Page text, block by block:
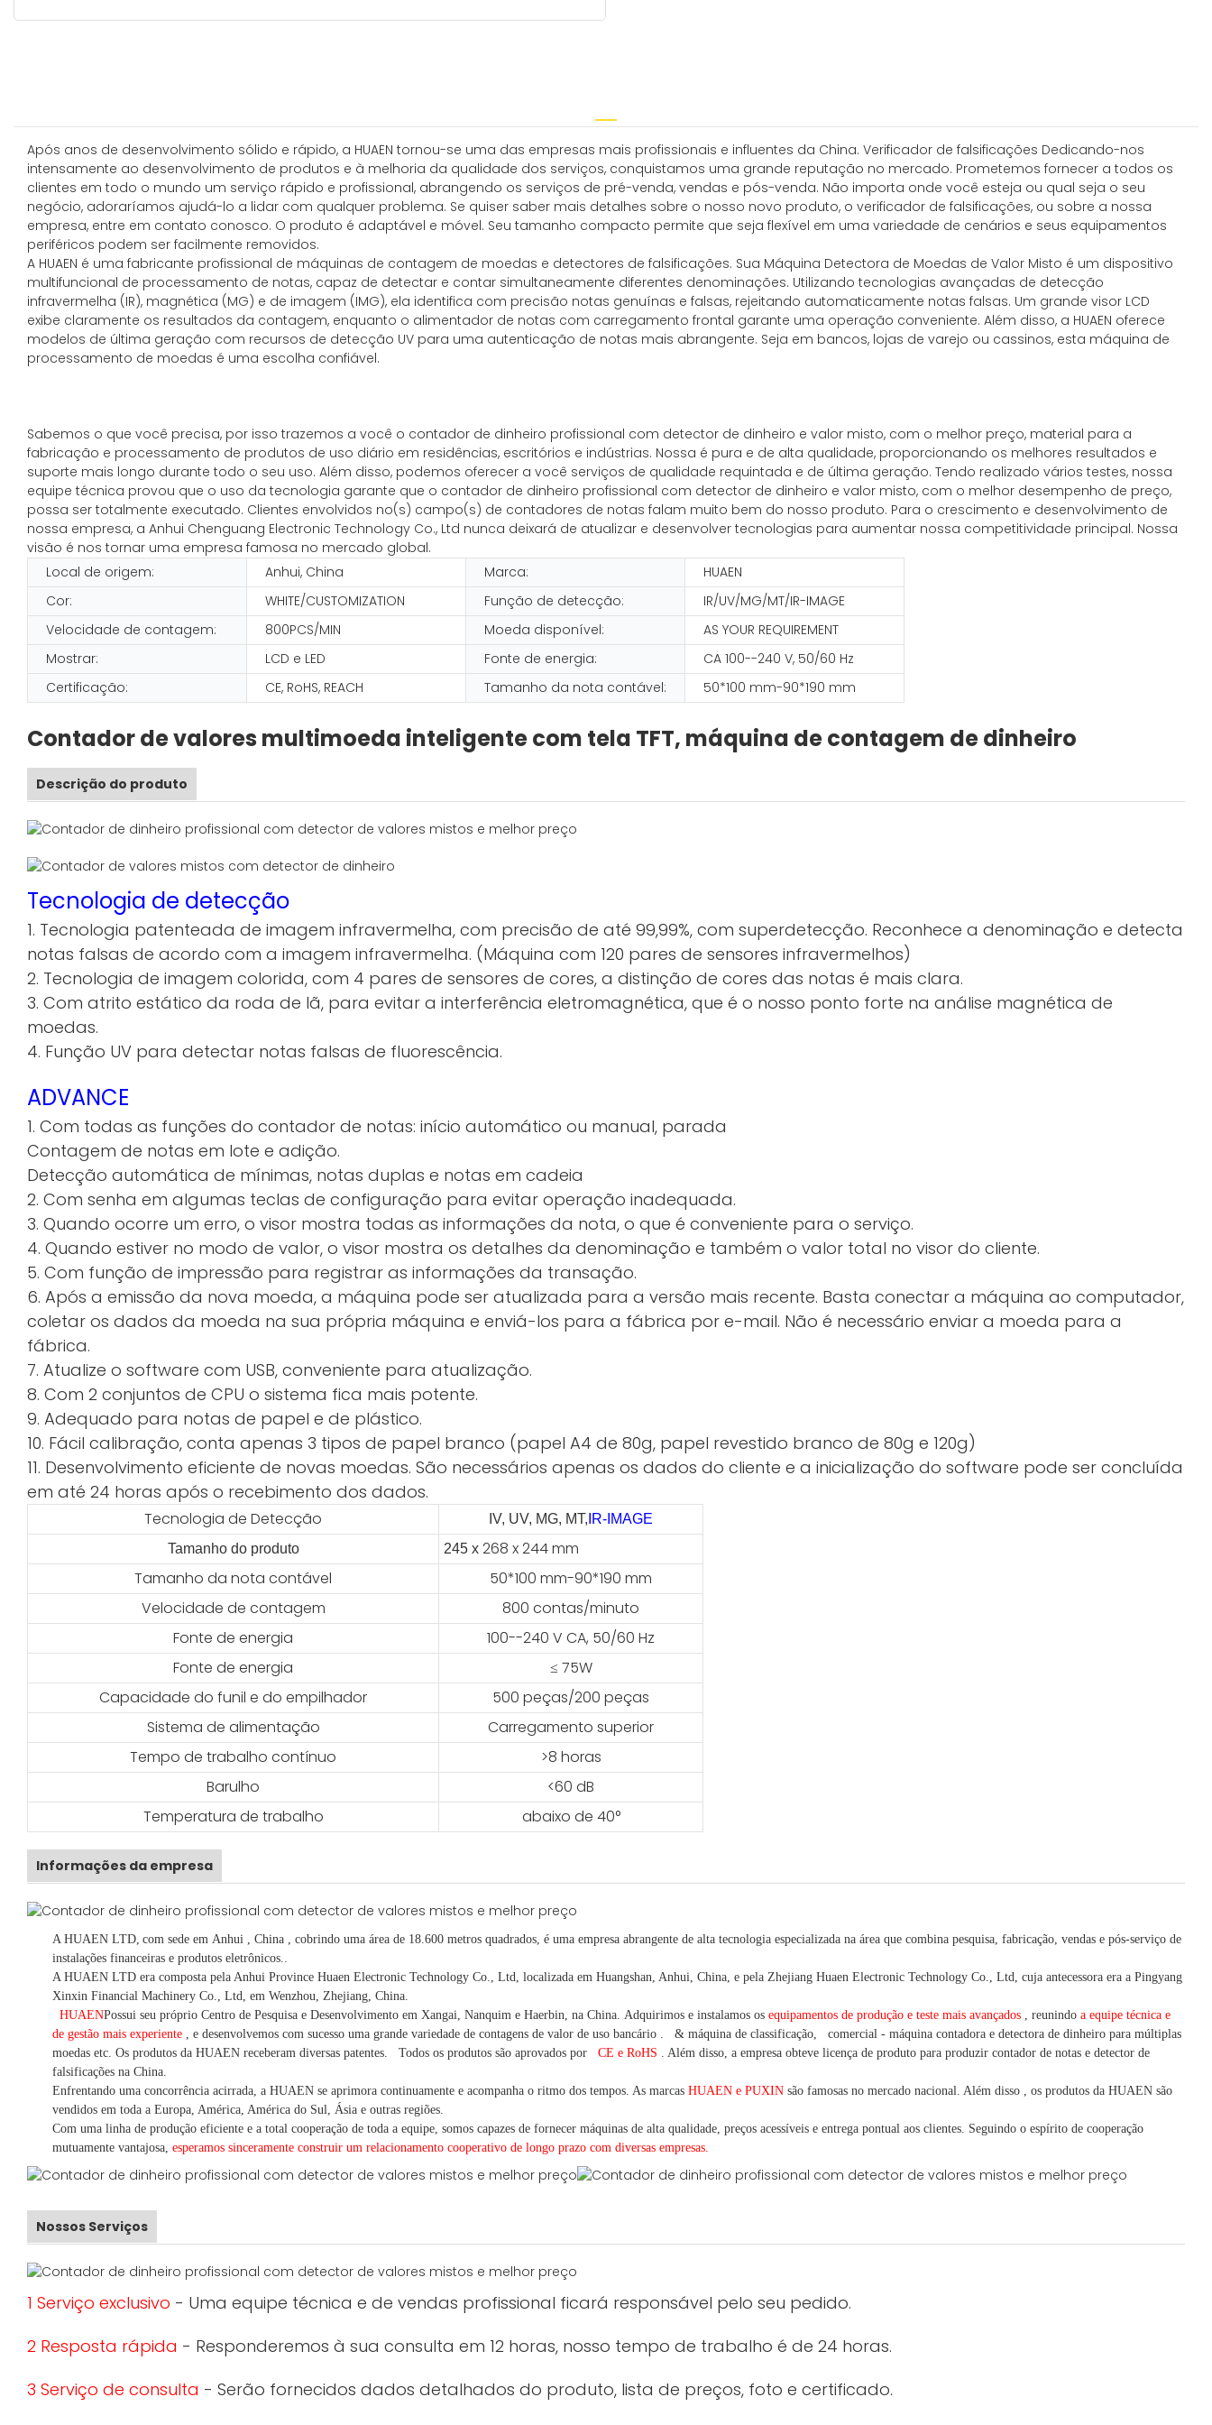
Após anos de desenvolvimento sólido e rápido, a HUAEN tornou-se uma das empresas mais profissionais e influentes da China. Verificador de falsificações Dedicando-nos
intensamente ao desenvolvimento de produtos e à melhoria da qualidade dos serviços, conquistamos uma grande reputação no mercado. Prometemos fornecer a todos os
clientes em todo o mundo um serviço rápido e profissional, abrangendo os serviços de pré-venda, vendas e pós-venda. Não importa onde você esteja ou qual seja o seu
negócio, adoraríamos ajudá-lo a lidar com qualquer problema. Se quiser saber mais detalhes sobre o nosso novo produto, o verificador de falsificações, ou sobre a nossa
empresa, entre em contato conosco. O produto é adaptável e móvel. Seu tamanho compacto permite que seja flexível em uma variedade de cenários e seus equipamentos
periféricos podem ser facilmente removidos.
A HUAEN é uma fabricante profissional de máquinas de contagem de moedas e detectores de falsificações. Sua Máquina Detectora de Moedas de Valor Misto é um dispositivo
multifuncional de processamento de notas, capaz de detectar e contar simultaneamente diferentes denominações. Utilizando tecnologias avançadas de detecção
infravermelha (IR), magnética (MG) e de imagem (IMG), ela identifica com precisão notas genuínas e falsas, rejeitando automaticamente notas falsas. Um grande visor LCD
exibe claramente os resultados da contagem, enquanto o alimentador de notas com carregamento frontal garante uma operação conveniente. Além disso, a HUAEN oferece
modelos de última geração com recursos de detecção UV para uma autenticação de notas mais abrangente. Seja em bancos, lojas de varejo ou cassinos, esta máquina de
processamento de moedas é uma escolha confiável.
Sabemos o que você precisa, por isso trazemos a você o contador de dinheiro profissional com detector de dinheiro e valor misto, com o melhor preço, material para a
fabricação e processamento de produtos de uso diário em residências, escritórios e indústrias. Nossa é pura e de alta qualidade, proporcionando os melhores resultados e
suporte mais longo durante todo o seu uso. Além disso, podemos oferecer a você serviços de qualidade requintada e de última geração. Tendo realizado vários testes, nossa
equipe técnica provou que o uso da tecnologia garante que o contador de dinheiro profissional com detector de dinheiro e valor misto, com o melhor desempenho de preço,
possa ser totalmente executado. Clientes envolvidos no(s) campo(s) de contadores de notas falam muito bem do nosso produto. Para o crescimento e desenvolvimento de
nossa empresa, a Anhui Chenguang Electronic Technology Co., Ltd nunca deixará de atualizar e desenvolver tecnologias para aumentar nossa competitividade principal. Nossa
visão é nos tornar uma empresa famosa no mercado global.
Local de origem:
Anhui, China Marca:
HUAEN
Cor:
WHITE/CUSTOMIZATION Função de detecção:
IR/UV/MG/MT/IR-IMAGE
Velocidade de contagem:
800PCS/MIN Moeda disponível:
AS YOUR REQUIREMENT
Mostrar:
LCD e LED Fonte de energia:
CA 100--240 V, 50/60 Hz
Certificação:
CE, RoHS, REACH Tamanho da nota contável: 50*100 mm-90*190 mm
Contador de valores multimoeda inteligente com tela TFT, máquina de contagem de dinheiro
Descrição do produto
Tecnologia de detecção
1. Tecnologia patenteada de imagem infravermelha, com precisão de até 99,99%, com superdetecção. Reconhece a denominação e detecta
notas falsas de acordo com a imagem infravermelha. (Máquina com 120 pares de sensores infravermelhos)
2. Tecnologia de imagem colorida, com 4 pares de sensores de cores, a distinção de cores das notas é mais clara.
3. Com atrito estático da roda de lã, para evitar a interferência eletromagnética, que é o nosso ponto forte na análise magnética de
moedas.
4. Função UV para detectar notas falsas de fluorescência.
ADVANCE
1. Com todas as funções do contador de notas: início automático ou manual, parada
Contagem de notas em lote e adição.
Detecção automática de mínimas, notas duplas e notas em cadeia
2. Com senha em algumas teclas de configuração para evitar operação inadequada.
3. Quando ocorre um erro, o visor mostra todas as informações da nota, o que é conveniente para o serviço.
4. Quando estiver no modo de valor, o visor mostra os detalhes da denominação e também o valor total no visor do cliente.
5. Com função de impressão para registrar as informações da transação.
6. Após a emissão da nova moeda, a máquina pode ser atualizada para a versão mais recente. Basta conectar a máquina ao computador,
coletar os dados da moeda na sua própria máquina e enviá-los para a fábrica por e-mail. Não é necessário enviar a moeda para a
fábrica.
7. Atualize o software com USB, conveniente para atualização.
8. Com 2 conjuntos de CPU o sistema fica mais potente.
9. Adequado para notas de papel e de plástico.
10. Fácil calibração, conta apenas 3 tipos de papel branco (papel A4 de 80g, papel revestido branco de 80g e 120g)
11. Desenvolvimento eficiente de novas moedas. São necessários apenas os dados do cliente e a inicialização do software pode ser concluída
em até 24 horas após o recebimento dos dados.
Tecnologia de Detecção IV, UV, MG, MT, IR-IMAGE
Tamanho do produto
245 x268 x 244 mm
Tamanho da nota contável
50*100 mm-90*190 mm
Velocidade de contagem
800 contas/minuto
Fonte de energia
100--240 V CA, 50/60 Hz
Fonte de energia
≤ 75W
Capacidade do funil e do empilhador
500 peças/200 peças
Sistema de alimentação
Carregamento superior
Tempo de trabalho contínuo
>8 horas
Barulho
<60 dB
Temperatura de trabalho
abaixo de 40°
Informações da empresa
A HUAEN LTD, com sede em Anhui , China , cobrindo uma área de 18.600 metros quadrados, é uma empresa abrangente de alta tecnologia especializada na área que combina pesquisa, fabricação, vendas e pós-serviço de
instalações financeiras e produtos eletrônicos.
A HUAEN LTD era composta pela Anhui Province Huaen Electronic Technology Co., Ltd, localizada em Huangshan, Anhui, China, e pela Zhejiang Huaen Electronic Technology Co., Ltd, cuja antecessora era a Pingyang
Xinxin Financial Machinery Co., Ltd, em Wenzhou, Zhejiang, China.
HUAENPossui seu próprio Centro de Pesquisa e Desenvolvimento em Xangai, Nanquim e Haerbin, na China. Adquirimos e instalamos os equipamentos de produção e teste mais avançados , reunindo a equipe técnica e
de gestão mais experiente
e desenvolvemos com sucesso uma grande variedade de contagens de valor de uso bancário & máquina de classificação, comercial - máquina contadora e detectora de dinheiro para múltiplas
moedas etc. Os produtos da HUAEN receberam diversas patentes. Todos os produtos são aprovados por CE e RoHS . Além disso, a empresa obteve licença de produto para produzir contador de notas e detector de
falsificações na China.
Enfrentando uma concorrência acirrada, a HUAEN se aprimora continuamente e acompanha o ritmo dos tempos. As marcas HUAEN e PUXIN são famosas no mercado nacional. Além disso
os produtos da HUAEN são
vendidos em toda a Europa, América, América do Sul, Ásia e outras regiões.
Com uma linha de produção eficiente e a total cooperação de toda a equipe, somos capazes de fornecer máquinas de alta qualidade, preços acessíveis e entrega pontual aos clientes. Seguindo o espírito de cooperação
mutuamente vantajosa, esperamos sinceramente construir um relacionamento cooperativo de longo prazo com diversas empresas.
Nossos Serviços
1 Serviço exclusivo - Uma equipe técnica e de vendas profissional ficará responsável pelo seu pedido.
2 Resposta rápida - Responderemos à sua consulta em 12 horas, nosso tempo de trabalho é de 24 horas.
3 Serviço de consulta - Serão fornecidos dados detalhados do produto, lista de preços, foto e certificado.